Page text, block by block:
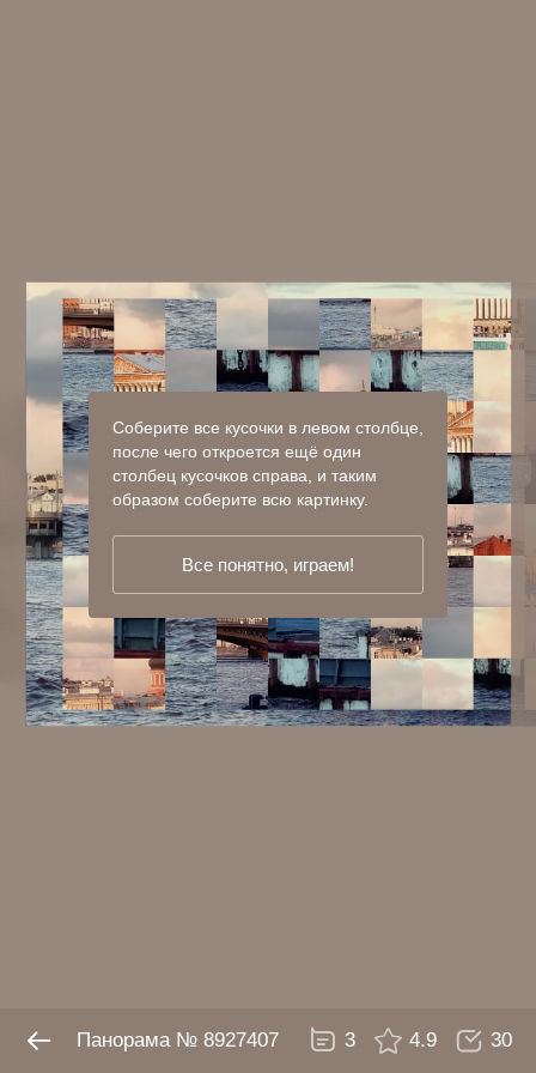
Панорама № 8927407 3 4.9 30
Соберите все кусочки в левом столбце,
после чего откроется ещё один
столбец кусочков справа, и таким
образом соберите всю картинку.
Все понятно, играем!
Панорама № 8927407 3 4.9 30